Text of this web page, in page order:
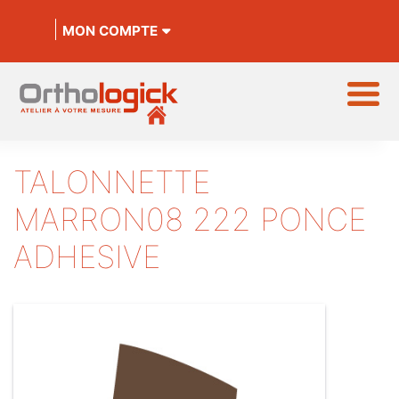
MON COMPTE
TALONNETTE
MARRON08 222 PONCE
ADHESIVE